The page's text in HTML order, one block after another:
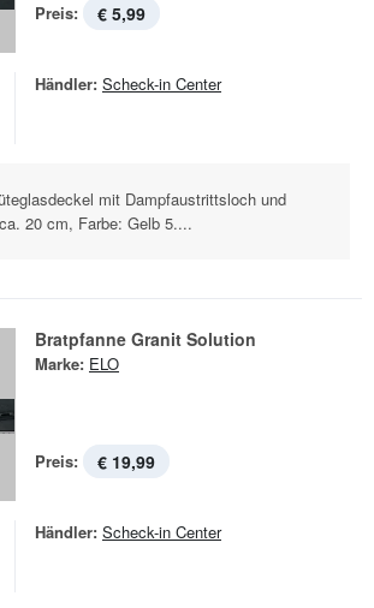
Preis: € 5,99
Händler: Scheck-in Center
mit Dampfaustrittsloch und
20 cm, Farbe: Gelb 5....
Bratpfanne Granit Solution
Marke: ELO
Preis: € 19,99
Händler: Scheck-in Center